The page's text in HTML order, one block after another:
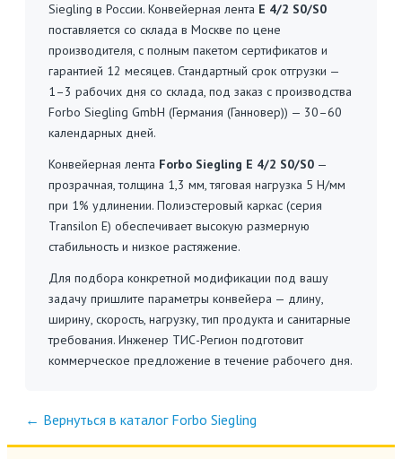
Siegling в России. Конвейерная лента E 4/2 S0/S0
поставляется со склада в Москве по цене
производителя, с полным пакетом сертификатов и
гарантией 12 месяцев. Стандартный срок отгрузки —
1–3 рабочих дня со склада, под заказ с производства
Forbo Siegling GmbH (Германия (Ганновер)) — 30–60
календарных дней.
Конвейерная лента Forbo Siegling E 4/2 S0/S0 —
прозрачная, толщина 1,3 мм, тяговая нагрузка 5 Н/мм
при 1% удлинении. Полиэстеровый каркас (серия
Transilon E) обеспечивает высокую размерную
стабильность и низкое растяжение.
Для подбора конкретной модификации под вашу
задачу пришлите параметры конвейера — длину,
ширину, скорость, нагрузку, тип продукта и санитарные
требования. Инженер ТИС-Регион подготовит
коммерческое предложение в течение рабочего дня.
← Вернуться в каталог Forbo Siegling